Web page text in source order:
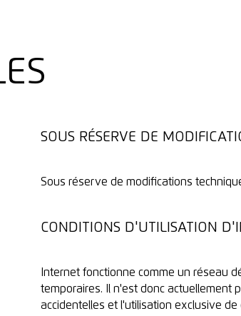
SOUS RÉSERVE DE
Sous réserve de modifications
CONDITIONS D'UTILISATION
Internet fonctionne comme un réseau
temporaires. Il n'est donc actuellement
accidentelles et l'utilisation exclusive